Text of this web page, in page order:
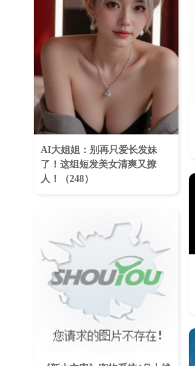
AI大姐姐：别再只爱长发妹
了！这组短发美女清爽又撩
人！（248）